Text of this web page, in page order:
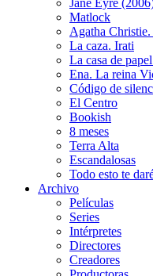
Jane Eyre
Matlock
Agatha Christie.
La caza. Irati
La casa de
Ena. La reina
Código de
El Centro
Bookish
8 meses
Terra Alta
Escandalosas
Todo esto te
Archivo
Películas
Series
Intérpretes
Directores
Creadores